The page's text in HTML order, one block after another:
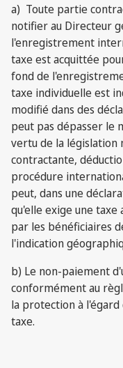
a) Toute partie
notifier au Directeur
l'enregistrement
taxe est acquittée
fond de
taxe individuelle est
modifié dans des
peut pas dépasser le
vertu de la législation
contractante,
procédure
peut, dans une
qu'elle exige une
par les bénéficiaires
l'indication
b) Le non-paiement
conformément au
la protection à
taxe.